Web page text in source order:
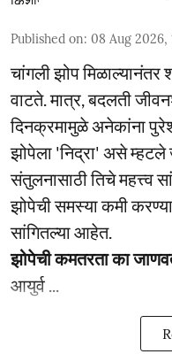
Published on: 08 Aug 2026,
चांगली झोप मिळाल्यानंतर
वाटते. मात्र, बदलती
दिनक्रमामुळे अनेकांना
झोपेला 'निद्रा' असे म्हटले
संतुलनासाठी तिचे महत्त्व
झोपेची समस्या कमी
सांगितल्या आहेत.
झोपेची कमतरता का
आयुर्व ...